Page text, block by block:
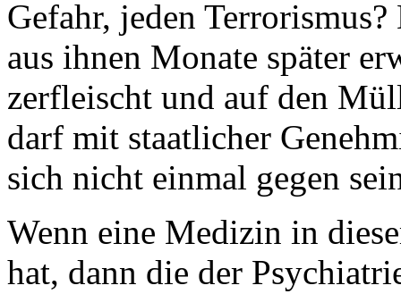
Gefahr, jeden
aus ihnen Monate später
zerfleischt und auf den
darf mit staatlicher
sich nicht einmal gegen
Wenn eine Medizin in
hat, dann die der